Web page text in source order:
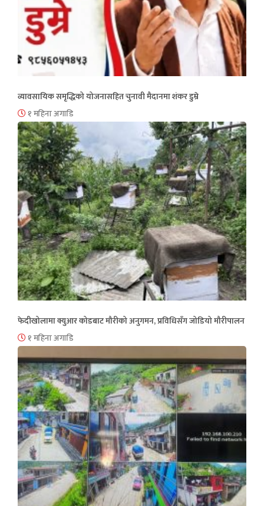
व्यावसायिक समृद्धिको योजनासहित चुनावी मैदानमा शंकर डुम्रे
१ महिना अगाडि
फेदीखोलामा क्युआर कोडबाट मौरीको अनुगमन, प्रविधिसँग जोडियो मौरीपालन
१ महिना अगाडि